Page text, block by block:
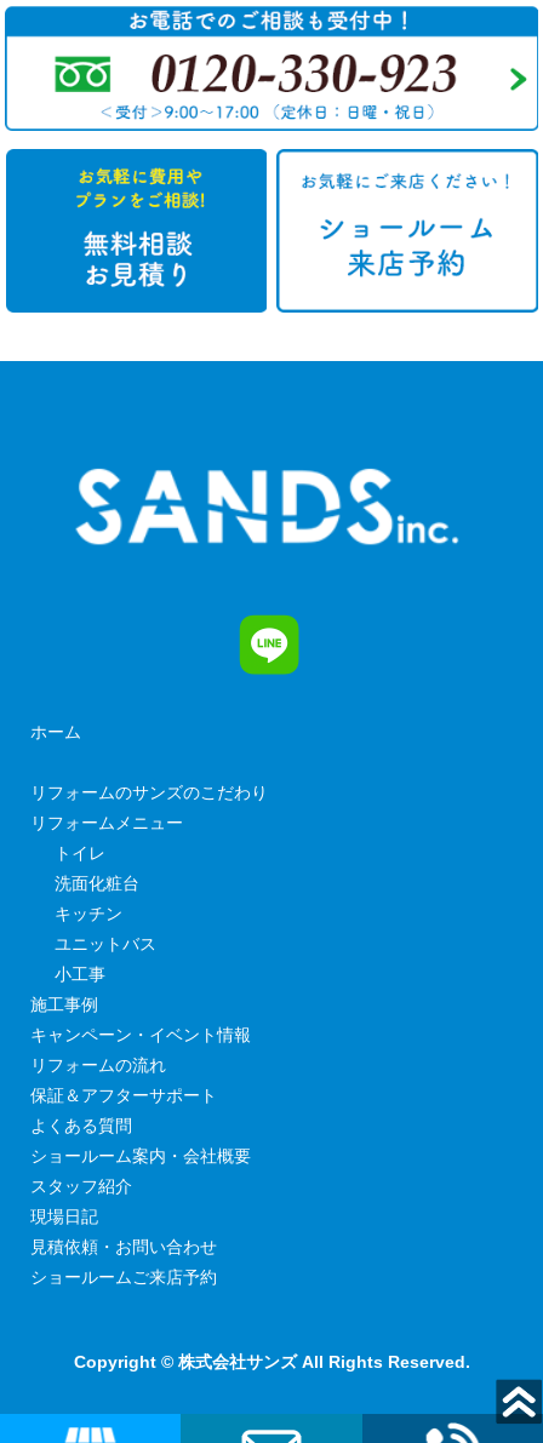
ホーム
リフォームのサンズのこだわり
リフォームメニュー
トイレ
洗面化粧台
キッチン
ユニットバス
小工事
施工事例
キャンペーン・イベント情報
リフォームの流れ
保証＆アフターサポート
よくある質問
ショールーム案内・会社概要
スタッフ紹介
現場日記
見積依頼・お問い合わせ
ショールームご来店予約
Copyright © 株式会社サンズ All Rights Reserved.